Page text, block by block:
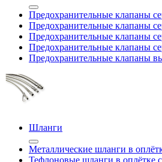
Предохранительные клапаны
Предохранительные клапаны
Предохранительные клапаны
Предохранительные клапаны
Предохранительные клапаны
Шланги
Металлические шланги в
Тефлоновые шланги в оплётке